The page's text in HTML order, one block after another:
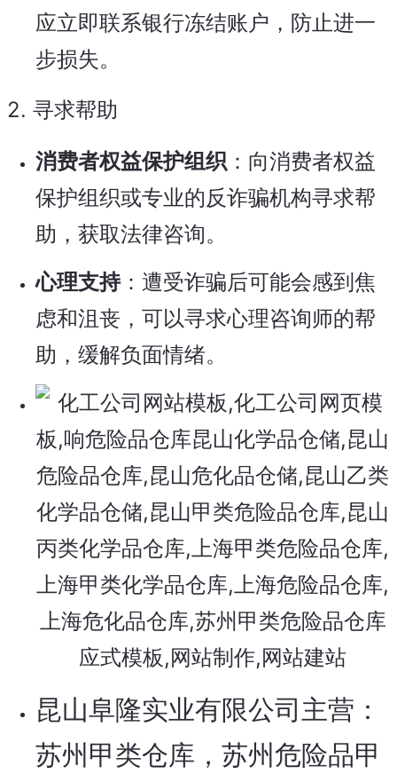
应立即联系银行冻结账户，防止进一
步损失。
2. 寻求帮助
消费者权益保护组织 ：向消费者权益
保护组织或专业的反诈骗机构寻求帮
助，获取法律咨询。
心理支持：遭受诈骗后可能会感到焦
虑和沮丧，可以寻求心理咨询师的帮
助，缓解负面情绪。
昆山阜隆实业有限公司主营：
苏州甲类仓库，苏州危险品甲